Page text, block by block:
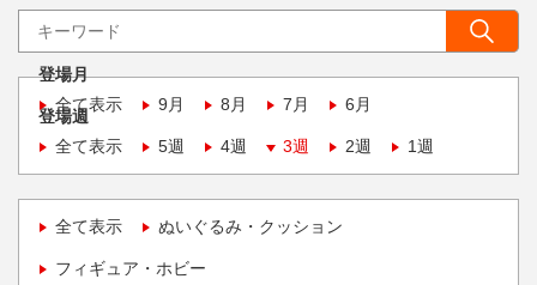
登場月
全て表示
9月 8月 7月 6月
登場週
全て表示
5週 4週 3週 2週 1週
全て表示 ぬいぐるみ・クッション
フィギュア・ホビー